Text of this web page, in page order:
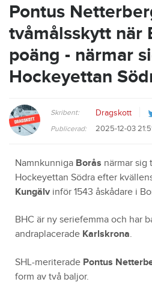
Pontus
tvåmålsskytt när
poäng - närmar
Hockeyettan
Skribent: Dragskott
Publicerad: 2025-12-03
Namnkunniga Borås närmar sig
Hockeyettan Södra efter
Kungälv inför 1543 åskådare i
BHC är ny seriefemma och har
andraplacerade Karlskrona.
SHL-meriterade Pontus
form av två baljor.